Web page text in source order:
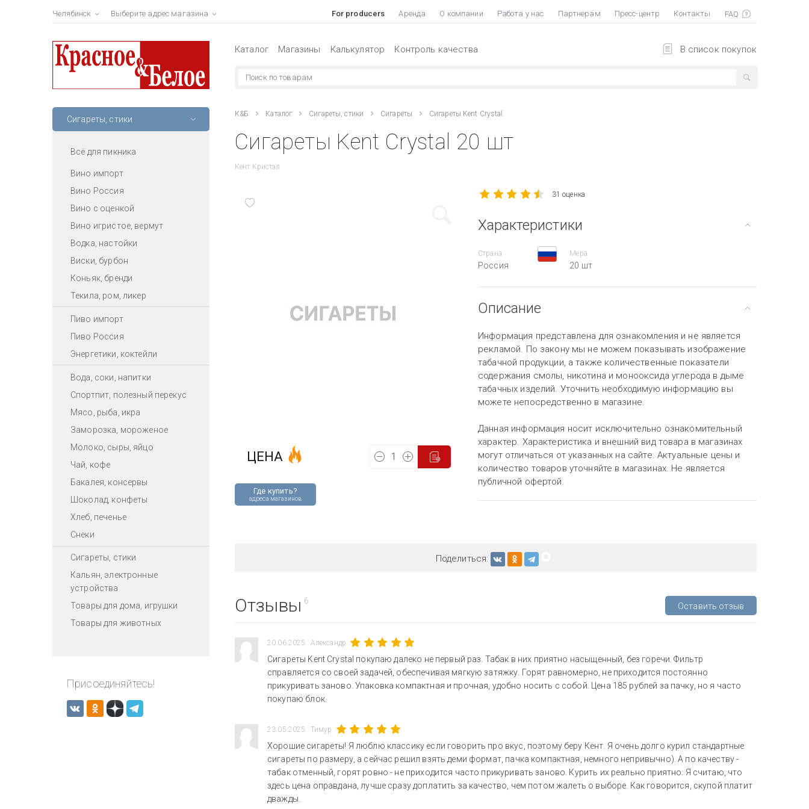
Челябинск Выберите адрес магазина For producers Аренда О компании Работа у нас Партнерам Пресс-центр Контакты
В список покупок
Каталог Магазины Калькулятор Контроль качества
Сигареты, стики
Всё для пикника
Вино импорт
Вино Россия
Вино с оценкой
Вино игристое, вермут
Водка, настойки
Виски, бурбон
Коньяк, бренди
Текила, ром, ликер
Пиво импорт
Пиво Россия
Энергетики, коктейли
Вода, соки, напитки
Спортпит, полезный перекус
Мясо, рыба, икра
Заморозка, мороженое
Молоко, сыры, яйцо
Чай, кофе
Бакалея, консервы
Шоколад, конфеты
Хлеб, печенье
Снеки
Сигареты, стики
Кальян, электронные
устройства
Товары для дома, игрушки
Товары для животных
Присоединяйтесь!
К&Б Каталог Сигареты, стики Сигареты Сигареты Kent Crystal
Сигареты Kent Crystal 20 шт
Кент Кристал
Где купить?
адреса магазинов
ЦЕНА
31 оценка
Характеристики
Страна
Россия
Мера
20 шт
Описание
Информация представлена для ознакомления и не является
рекламой. По закону мы не можем показывать изображение
табачной продукции, а также количественные показатели
содержания смолы, никотина и монооксида углерода в дыме
табачных изделий. Уточнить необходимую информацию вы
можете непосредственно в магазине.
Данная информация носит исключительно ознакомительный
характер. Характеристика и внешний вид товара в магазинах
могут отличаться от указанных на сайте. Актуальные цены и
количество товаров уточняйте в магазинах. Не является
публичной офертой.
Поделиться:
Отзывы 6
Оставить отзыв
20.06.2025 Александр
Сигареты Kent Crystal покупаю далеко не первый раз. Табак в них приятно насыщенный, без горечи. Фильтр
справляется со своей задачей, обеспечивая мягкую затяжку. Горят равномерно, не приходится постоянно
прикуривать заново. Упаковка компактная и прочная, удобно носить с собой. Цена 185 рублей за пачку, но я часто
покупаю блок.
23.05.2025 Тимур
Хорошие сигареты! Я люблю классику если говорить про вкус, поэтому беру Кент. Я очень долго курил стандартные
сигареты по размеру, а сейчас решил взять деми формат, пачка компактная, немного непривычно). А по качеству -
табак отменный, горят ровно - не приходится часто прикуривать заново. Курить их реально приятно. Я считаю, что
здесь цена оправдана, лучше сразу доплатить за качество, чем потом жалеть о выборе. Как говорится, скупой платит
дважды.